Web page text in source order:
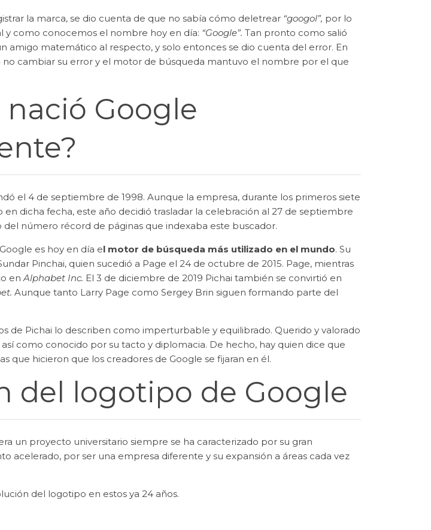
la marca, se dio cuenta de que no sabía cómo deletrear “googol”, por lo
y como conocemos el nombre hoy en día: “Google”. Tan pronto como salió
amigo matemático al respecto, y solo entonces se dio cuenta del error. En
cambiar su error y el motor de búsqueda mantuvo el nombre por el que
nació Google
el 4 de septiembre de 1998. Aunque la empresa, durante los primeros siete
en dicha fecha, este año decidió trasladar la celebración al 27 de septiembre
del número récord de páginas que indexaba este buscador.
es hoy en día el motor de búsqueda más utilizado en el mundo. Su
Pinchai, quien sucedió a Page el 24 de octubre de 2015. Page, mientras
en Alphabet Inc. El 3 de diciembre de 2019 Pichai también se convirtió en
. Aunque tanto Larry Page como Sergey Brin siguen formando parte del
de Pichai lo describen como imperturbable y equilibrado. Querido y valorado
como conocido por su tacto y diplomacia. De hecho, hay quien dice que
que hicieron que los creadores de Google se fijaran en él.
del logotipo de Google
un proyecto universitario siempre se ha caracterizado por su gran
acelerado, por ser una empresa diferente y su expansión a áreas cada vez
del logotipo en estos ya 24 años.